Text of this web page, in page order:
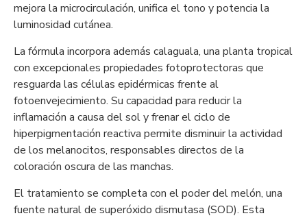
mejora la microcirculación, unifica el tono y potencia la
luminosidad cutánea.
La fórmula incorpora además calaguala, una planta tropical
con excepcionales propiedades fotoprotectoras que
resguarda las células epidérmicas frente al
fotoenvejecimiento. Su capacidad para reducir la
inflamación a causa del sol y frenar el ciclo de
hiperpigmentación reactiva permite disminuir la actividad
de los melanocitos, responsables directos de la
coloración oscura de las manchas.
El tratamiento se completa con el poder del melón, una
fuente natural de superóxido dismutasa (SOD). Esta